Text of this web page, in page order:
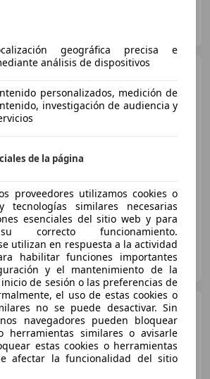
DE LOS REYES
MINI Cooper
Buen
DE ABONA
MINI CooperSE 135 kW
(184 CV)
geográfica precisa e
análisis de dispositivos
personalizados, medición de
investigación de audiencia y
de la página
proveedores utilizamos cookies o
tecnologías similares necesarias
esenciales del sitio web y para
correcto funcionamiento.
utilizan en respuesta a la actividad
habilitar funciones importantes
y el mantenimiento de la
de sesión o las preferencias de
el uso de estas cookies o
no se puede desactivar. Sin
navegadores pueden bloquear
herramientas similares o avisarle
estas cookies o herramientas
afectar la funcionalidad del sitio